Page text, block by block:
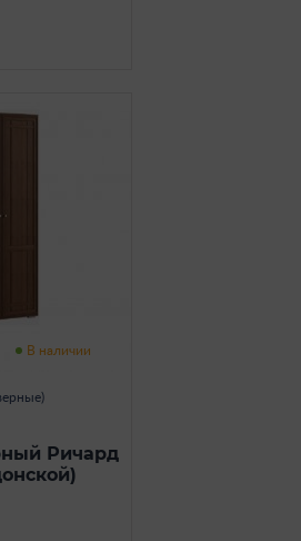
В наличии
Ричард